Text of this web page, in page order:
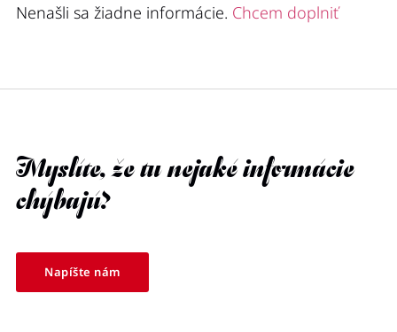
Nenašli sa žiadne informácie. Chcem doplniť
Myslíte, že tu nejaké informácie
chýbajú?
Napíšte nám